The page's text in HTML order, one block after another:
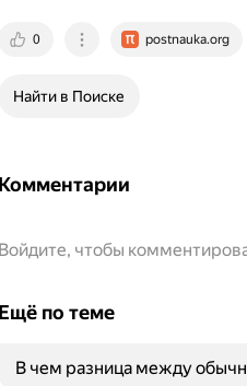
0 postnauka.org
Найти в Поиске
Комментарии
Войдите, чтобы
Ещё по теме
В чем разница между